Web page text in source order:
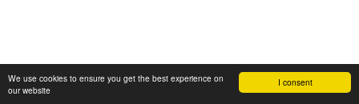
I consent
We use cookies to ensure you get the best experience on
our website